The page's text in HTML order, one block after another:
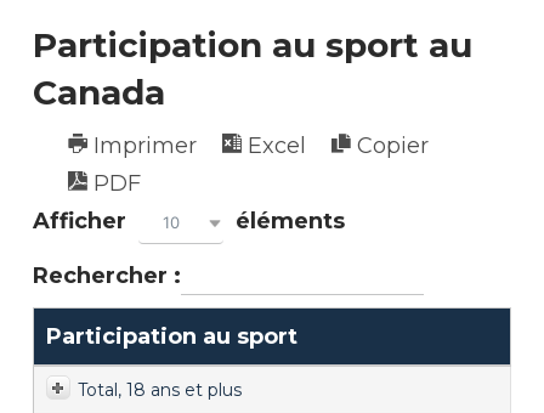
Participation au sport au
Canada
Imprimer Excel
Copier
PDF
Afficher
10 éléments
Rechercher :
Participation au sport
Total, 18 ans et plus